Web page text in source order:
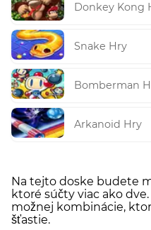
Donkey Kong
Snake Hry
Bomberman
Arkanoid Hry
Na tejto doske budete
ktoré súčty viac ako
možnej kombinácie,
šťastie.